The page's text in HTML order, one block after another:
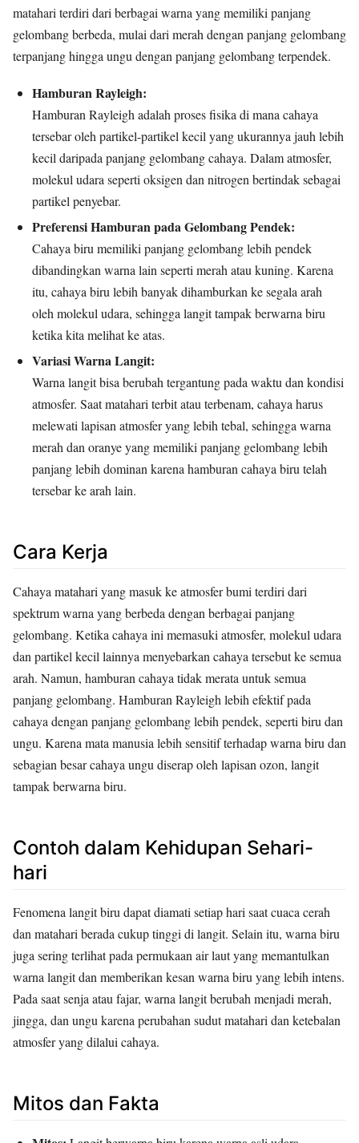
matahari terdiri dari berbagai warna yang memiliki panjang
gelombang berbeda, mulai dari merah dengan panjang gelombang
terpanjang hingga ungu dengan panjang gelombang terpendek.
Hamburan Rayleigh:
Hamburan Rayleigh adalah proses fisika di mana cahaya
tersebar oleh partikel-partikel kecil yang ukurannya jauh lebih
kecil daripada panjang gelombang cahaya. Dalam atmosfer,
molekul udara seperti oksigen dan nitrogen bertindak sebagai
partikel penyebar.
Preferensi Hamburan pada Gelombang Pendek:
Cahaya biru memiliki panjang gelombang lebih pendek
dibandingkan warna lain seperti merah atau kuning. Karena
itu, cahaya biru lebih banyak dihamburkan ke segala arah
oleh molekul udara, sehingga langit tampak berwarna biru
ketika kita melihat ke atas.
Variasi Warna Langit:
Warna langit bisa berubah tergantung pada waktu dan kondisi
atmosfer. Saat matahari terbit atau terbenam, cahaya harus
melewati lapisan atmosfer yang lebih tebal, sehingga warna
merah dan oranye yang memiliki panjang gelombang lebih
panjang lebih dominan karena hamburan cahaya biru telah
tersebar ke arah lain.
Cara Kerja
Cahaya matahari yang masuk ke atmosfer bumi terdiri dari
spektrum warna yang berbeda dengan berbagai panjang
gelombang. Ketika cahaya ini memasuki atmosfer, molekul udara
dan partikel kecil lainnya menyebarkan cahaya tersebut ke semua
arah. Namun, hamburan cahaya tidak merata untuk semua
panjang gelombang. Hamburan Rayleigh lebih efektif pada
cahaya dengan panjang gelombang lebih pendek, seperti biru dan
ungu. Karena mata manusia lebih sensitif terhadap warna biru dan
sebagian besar cahaya ungu diserap oleh lapisan ozon, langit
tampak berwarna biru.
Contoh dalam Kehidupan Sehari-
hari
Fenomena langit biru dapat diamati setiap hari saat cuaca cerah
dan matahari berada cukup tinggi di langit. Selain itu, warna biru
juga sering terlihat pada permukaan air laut yang memantulkan
warna langit dan memberikan kesan warna biru yang lebih intens.
Pada saat senja atau fajar, warna langit berubah menjadi merah,
jingga, dan ungu karena perubahan sudut matahari dan ketebalan
atmosfer yang dilalui cahaya.
Mitos dan Fakta